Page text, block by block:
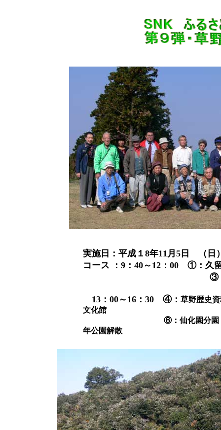
実施日：平成１8年11月5日
コース ：9：40～12：00 ①：久
③：食事処な
13：00～16：30 ④： 草野歴史
文化館
⑧：仙化園分園・⑨：今村
年公園解散